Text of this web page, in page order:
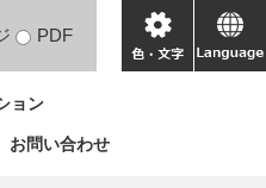
PDF
色・
文
language
ョン
お問い合わせ